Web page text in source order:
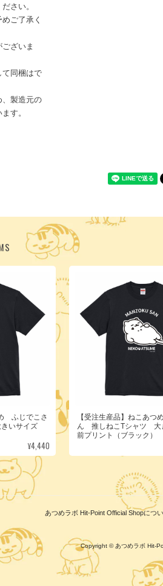
さい。
ご了承く
ざいま
同梱はで
製造元の
す。
ふじでこさ
いサイズ
¥4,440
【受注生産品】ねこあ
ん 推しねこTシャツ 大
前プリント（ブラック）
あつめラボ Hit-Point Official Shopにつ
Copyright © あつめラボ Hit-